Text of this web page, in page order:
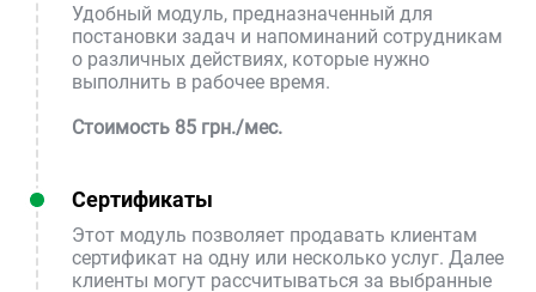
Удобный модуль, предназначенный для
постановки задач и напоминаний сотрудникам
о различных действиях, которые нужно
выполнить в рабочее время.
Стоимость 85 грн./мес.
Сертификаты
Этот модуль позволяет продавать клиентам
сертификат на одну или несколько услуг. Далее
клиенты могут рассчитываться за выбранные